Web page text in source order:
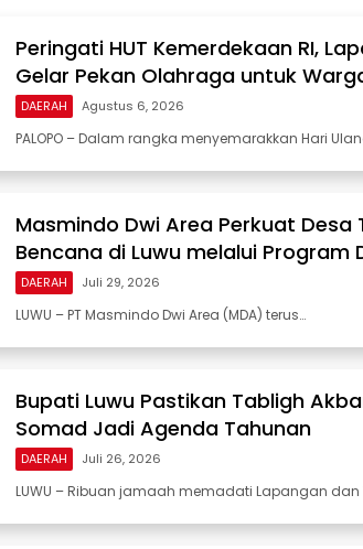
Peringati HUT Kemerdekaan RI,
Gelar Pekan Olahraga untuk
DAERAH Agustus 6, 2026
PALOPO – Dalam rangka menyemarakkan Hari
Masmindo Dwi Area Perkuat Desa
Bencana di Luwu melalui Program
DAERAH Juli 29, 2026
LUWU – PT Masmindo Dwi Area (MDA) terus…
Bupati Luwu Pastikan Tabligh
Somad Jadi Agenda Tahunan
DAERAH Juli 26, 2026
LUWU – Ribuan jamaah memadati Lapangan dan